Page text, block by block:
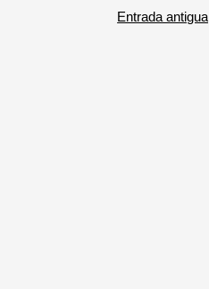
Entrada antigua